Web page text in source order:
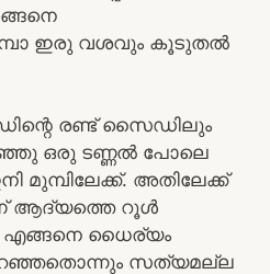
ഇരു വശവും കൂടുതൽ
രണ്ട് സൈഡിലും
ഒരു ടണ്ണൽ പോലെ
മുമ്പിലേക്ക്. അതിലേക്ക്
ആദ്യത്തെ റൂൾ
എങ്ങനെ ധൈര്യം
സത്യമല്ല